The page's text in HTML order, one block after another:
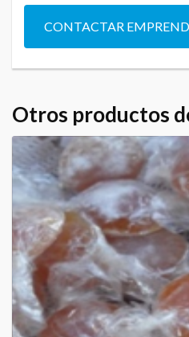
CONTACTAR
Otros productos